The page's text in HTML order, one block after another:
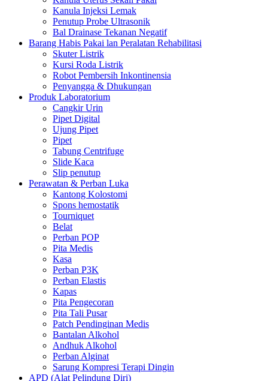
Kanula Injeksi Lemak
Penutup Probe Ultrasonik
Bal Drainase Tekanan Negatif
Barang Habis Pakai lan Peralatan Rehabilitasi
Skuter Listrik
Kursi Roda Listrik
Robot Pembersih Inkontinensia
Penyangga & Dhukungan
Produk Laboratorium
Cangkir Urin
Pipet Digital
Ujung Pipet
Pipet
Tabung Centrifuge
Slide Kaca
Slip penutup
Perawatan & Perban Luka
Kantong Kolostomi
Spons hemostatik
Tourniquet
Belat
Perban POP
Pita Medis
Kasa
Perban P3K
Perban Elastis
Kapas
Pita Pengecoran
Pita Tali Pusar
Patch Pendinginan Medis
Bantalan Alkohol
Andhuk Alkohol
Perban Alginat
Sarung Kompresi Terapi Dingin
APD (Alat Pelindung Diri)